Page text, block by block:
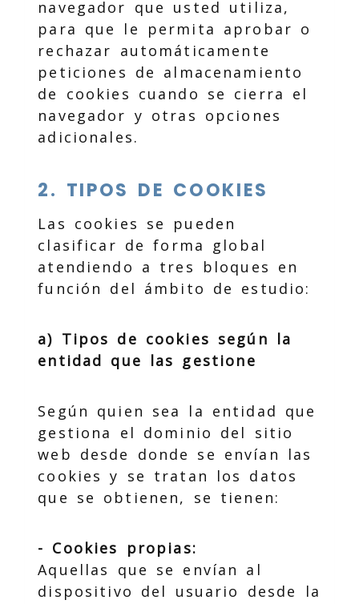
navegador que usted utiliza,
para que le permita aprobar o
rechazar automáticamente
peticiones de almacenamiento
de cookies cuando se cierra el
navegador y otras opciones
adicionales.
2. TIPOS DE COOKIES
Las cookies se pueden
clasificar de forma global
atendiendo a tres bloques en
función del ámbito de estudio:
a) Tipos de cookies según la
entidad que las gestione
Según quien sea la entidad que
gestiona el dominio del sitio
web desde donde se envían las
cookies y se tratan los datos
que se obtienen, se tienen:
- Cookies propias:
Aquellas que se envían al
dispositivo del usuario desde la